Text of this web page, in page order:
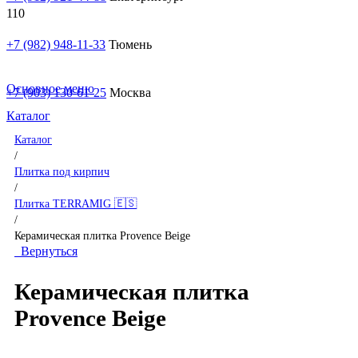
+7 (982) 948-11-33 Тюмень
+7 (903) 130-61-25 Москва
Основное меню
Каталог
Каталог
/
Плитка под кирпич
/
Плитка TERRAMIG 🇪🇸
/
Керамическая плитка Provence Beige
Вернуться
Керамическая плитка
Provence Beige